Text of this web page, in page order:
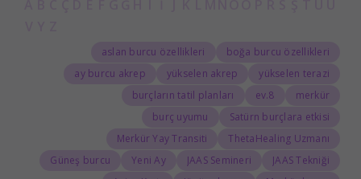
boğa burcu özellikleri
aslan burcu özellikleri
yükselen terazi
yükselen akrep
ay burcu akrep
merkür
8.ev
burçların tatil planları
Satürn burçlara etkisi
burç uyumu
ThetaHealing Uzmanı
Merkür Yay Transiti
JAAS Tekniği
JAAS Semineri
Yeni Ay
Güneş burcu